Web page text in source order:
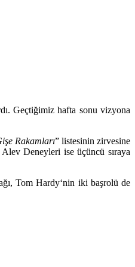
Geçtiğimiz hafta sonu vizyona
Rakamları” listesinin zirvesine
Deneyleri ise üçüncü sıraya
,Tom Hardy‘nin iki başrolü de